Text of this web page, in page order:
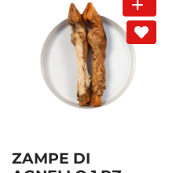
ZAMPE DI